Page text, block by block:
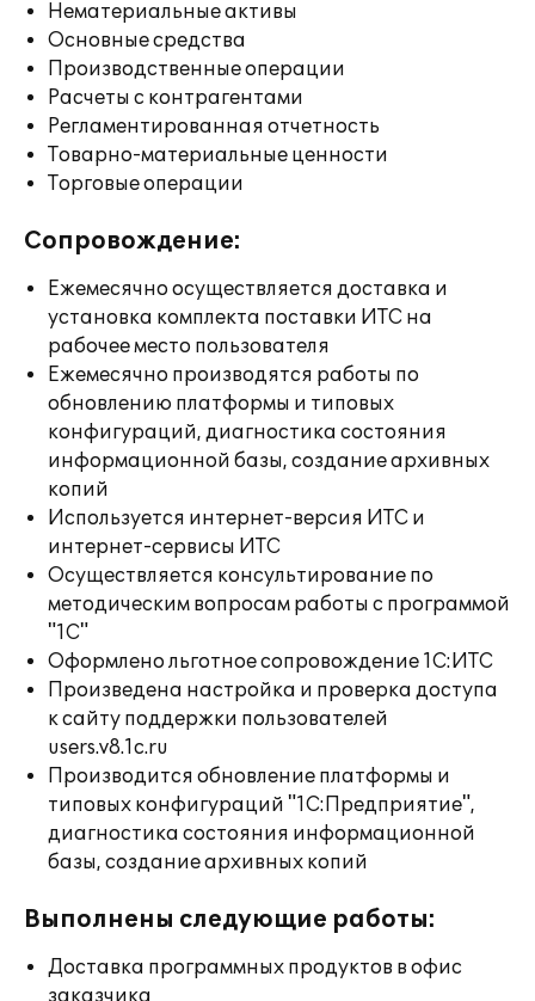
Нематериальные активы
Основные средства
Производственные операции
Расчеты с контрагентами
Регламентированная отчетность
Товарно-материальные ценности
Торговые операции
Сопровождение:
Ежемесячно осуществляется доставка и
установка комплекта поставки ИТС на
рабочее место пользователя
Ежемесячно производятся работы по
обновлению платформы и типовых
конфигураций, диагностика состояния
информационной базы, создание архивных
копий
Используется интернет-версия ИТС и
интернет-сервисы ИТС
Осуществляется консультирование по
методическим вопросам работы с программой
"1С"
Оформлено льготное сопровождение 1С:ИТС
Произведена настройка и проверка доступа
к сайту поддержки пользователей
users.v8.1c.ru
Производится обновление платформы и
типовых конфигураций "1С:Предприятие",
диагностика состояния информационной
базы, создание архивных копий
Выполнены следующие работы:
Доставка программных продуктов в офис
заказчика